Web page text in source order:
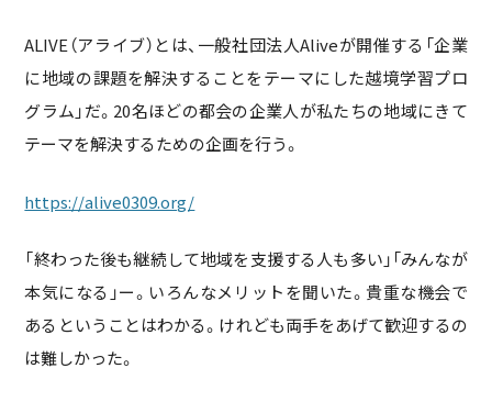
ALIVE（アライブ）とは、一般社団法人Aliveが開催する「企業
に地域の課題を解決することをテーマにした越境学習プロ
グラム」だ。20名ほどの都会の企業人が私たちの地域にきて
テーマを解決するための企画を行う。
https://alive0309.org/
「終わった後も継続して地域を支援する人も多い」「みんなが
本気になる」ー。いろんなメリットを聞いた。貴重な機会で
あるということはわかる。けれども両手をあげて歓迎するの
は難しかった。